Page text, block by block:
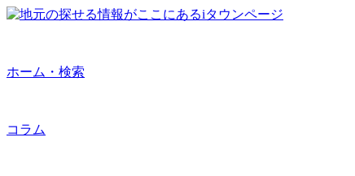
ホーム・検索
コラム